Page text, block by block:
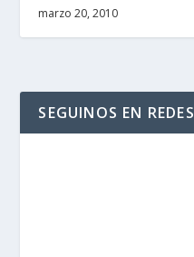
marzo 20, 2010
SEGUINOS EN REDES